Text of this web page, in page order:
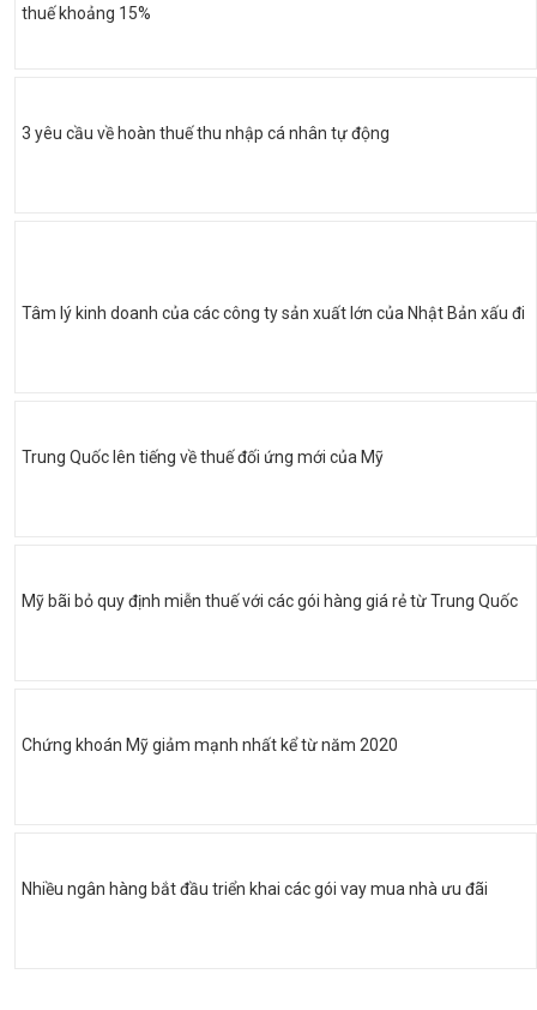
thuế khoảng 15%
3 yêu cầu về hoàn thuế thu nhập cá nhân tự động
Tâm lý kinh doanh của các công ty sản xuất lớn của Nhật Bản xấu đi
Trung Quốc lên tiếng về thuế đối ứng mới của Mỹ
Mỹ bãi bỏ quy định miễn thuế với các gói hàng giá rẻ từ Trung Quốc
Chứng khoán Mỹ giảm mạnh nhất kể từ năm 2020
Nhiều ngân hàng bắt đầu triển khai các gói vay mua nhà ưu đãi